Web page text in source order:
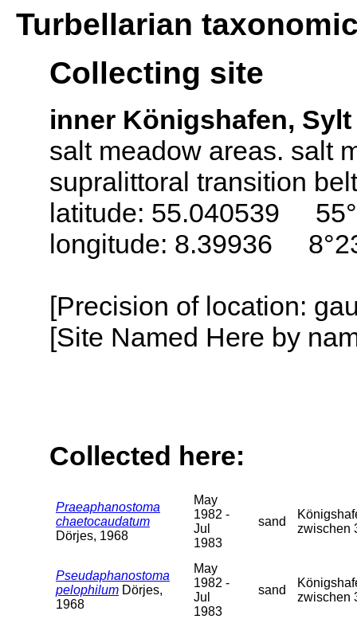
Turbellarian
Collecting site
inner Königshafen,
salt meadow areas. salt
supralittoral transition
latitude: 55.040539
longitude: 8.39936
[Precision of location:
[Site Named Here by
Collected here:
Praeaphanostoma
chaetocaudatum
Dörjes, 1968
May
1982 -
Jul
1983
sand
zwischen
Pseudaphanostoma
pelophilum Dörjes,
1968
May
1982 -
Jul
1983
sand
zwischen